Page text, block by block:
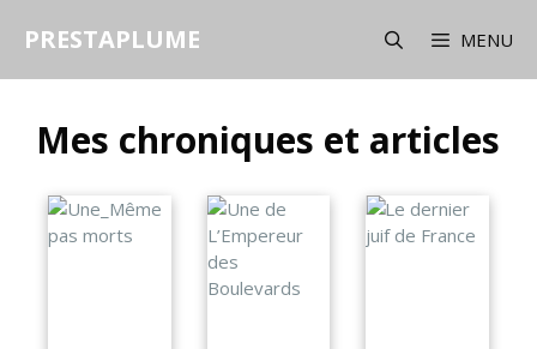
PRESTAPLUME MENU
Mes chroniques et articles